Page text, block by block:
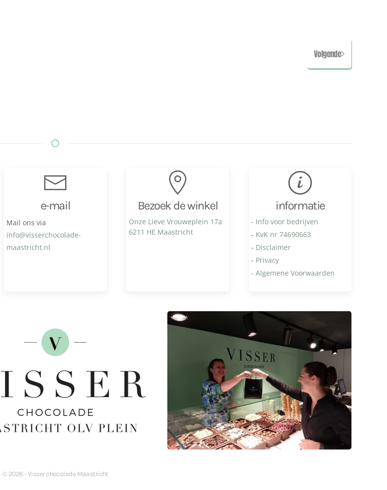
Volgende
e-mail
Mail ons via
info@visser­chocolade­
maastricht.nl
Bezoek de winkel
Onze Lieve Vrouweplein 17a
6211 HE Maastricht
informatie
- Info voor bedrijven
- KvK nr 74690663
- Disclaimer
- Privacy
- Algemene Voorwaarden
© 2026 - Visser chocolade Maastricht